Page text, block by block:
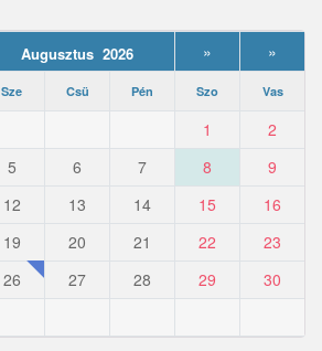
Augusztus 2026 » »
Sze Csü Pén Szo Vas
1
2
5 6 7 8
9
12 13 14 15
16
19 20 21 22
23
26 27 28 29
30